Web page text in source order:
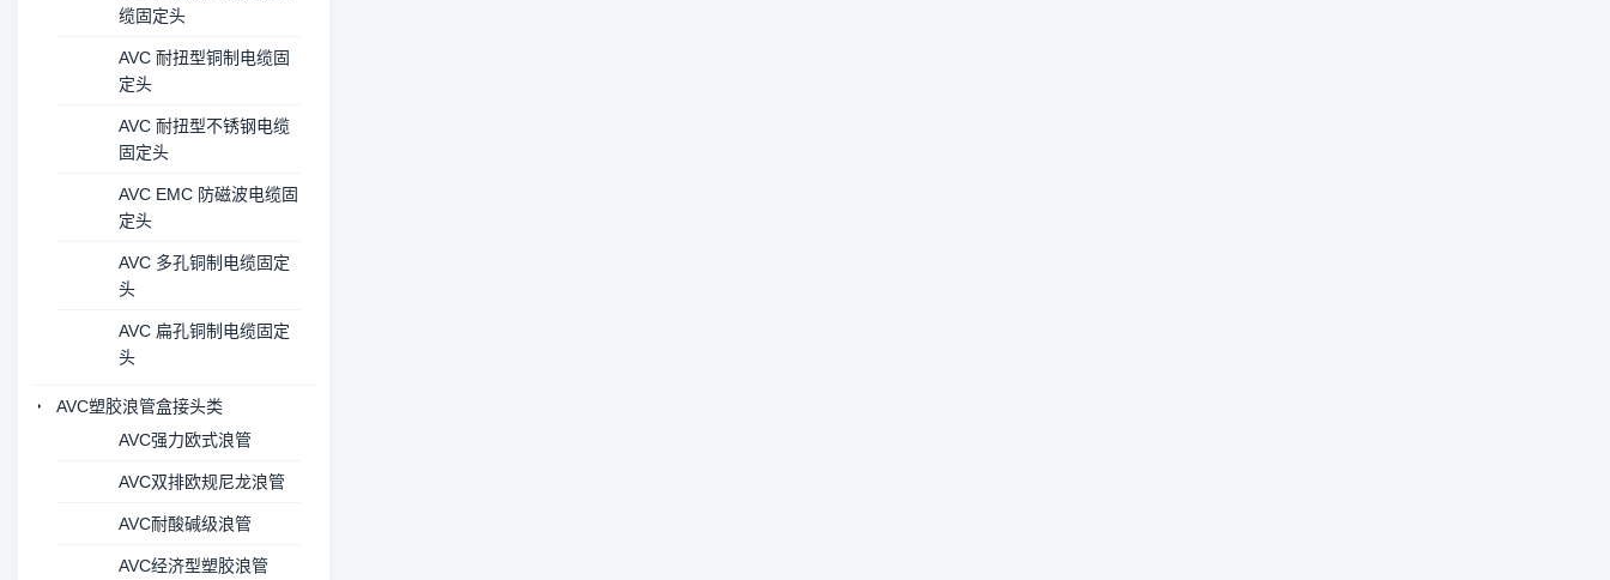
缆固定头
AVC 耐扭型铜制电缆固
定头
AVC 耐扭型不锈钢电缆
固定头
AVC EMC 防磁波电缆固
定头
AVC 多孔铜制电缆固定
头
AVC 扁孔铜制电缆固定
头
AVC塑胶浪管盒接头类
AVC强力欧式浪管
AVC双排欧规尼龙浪管
AVC耐酸碱级浪管
AVC经济型塑胶浪管